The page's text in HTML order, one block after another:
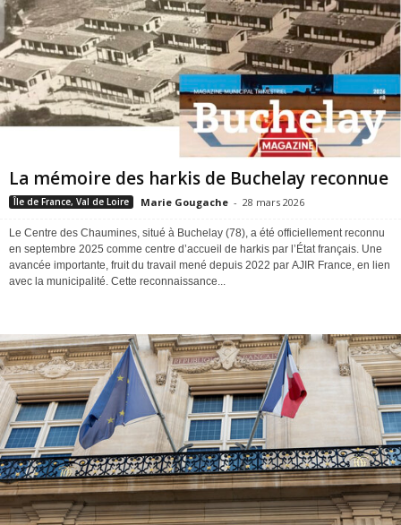
La mémoire des harkis de Buchelay reconnue
Île de France, Val de Loire Marie Gougache - 28 mars 2026
Le Centre des Chaumines, situé à Buchelay (78), a été officiellement reconnu
en septembre 2025 comme centre d’accueil de harkis par l’État français. Une
avancée importante, fruit du travail mené depuis 2022 par AJIR France, en lien
avec la municipalité. Cette reconnaissance...